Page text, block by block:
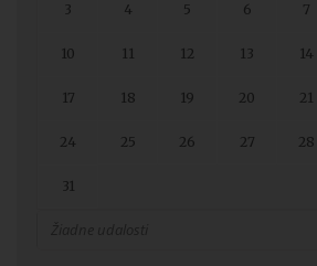
3 4 5 6 7
10 11 12 13 14
17 18 19 20 21
24 25 26 27 28
31